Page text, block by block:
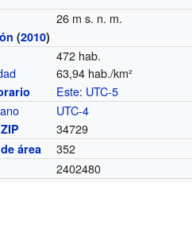
26 m s. n. m.
(2010)
472 hab.
63,94 hab./km²
Este: UTC-5
UTC-4
34729
área 352
2402480